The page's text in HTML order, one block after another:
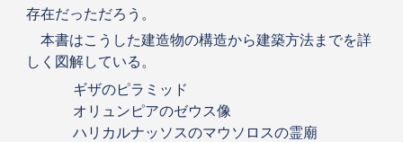
存在だっただろう。
本書はこうした建造物の構造から建築方法までを詳
しく図解している。
ギザのピラミッド
オリュンピアのゼウス像
ハリカルナッソスのマウソロスの霊廟